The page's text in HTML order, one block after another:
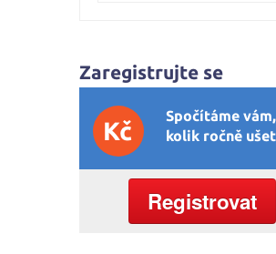
Zaregistrujte se
Kč
Spočítáme vám,
kolik ročně
Registrovat